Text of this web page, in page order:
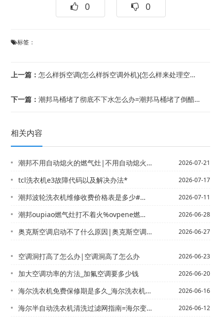
0 0
标签：
上一篇：怎么样拆空调(怎么样拆空调外机){怎么样来处理空调的异味 空调异味不处理有什么危...
下一篇：潮邦马桶堵了彻底不下水怎么办=潮邦马桶堵了倒醋可以吗
相关内容
潮邦不用自动熄火的燃气灶|不用自动熄火的燃气灶_2 2026-07-21
tcl洗衣机e3故障代码以及解决办法* 2026-07-17
潮邦波轮洗衣机维修收费价格表是多少#潮邦波轮洗衣机维修收费价格表是多少钱最新版本 2026-07-11
潮邦oupiao燃气灶打不着火%ovpene燃气灶打不着火 2026-06-28
奥克斯空调启动不了什么原因|奥克斯空调启动不了什么原因_1 2026-06-27
空调洞打高了怎么办|空调洞高了怎么办 2026-06-23
加大空调功率的方法_加氟空调要多少钱 2026-06-20
海尔洗衣机免费保修期是多久_海尔洗衣机免费保修期介绍+海尔洗衣机模式切换控制器转... 2026-06-16
海尔半自动洗衣机清洗过滤网指南=海尔变频洗衣机fc故障含义（洗衣机fc故障维修方... 2026-06-12